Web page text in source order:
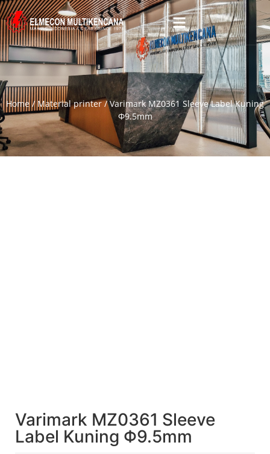
Home/Material printer/ Varimark MZ0361 Sleeve Label Kuning
Φ9.5mm
Varimark MZ0361 Sleeve
Label Kuning Φ9.5mm